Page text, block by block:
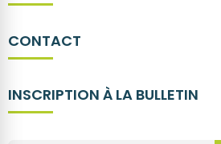
CONTACT
INSCRIPTION À LA BULLETIN